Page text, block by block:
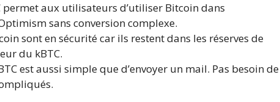
permet aux utilisateurs d’utiliser Bitcoin dans
sans conversion complexe.
sont en sécurité car ils restent dans les réserves de
du kBTC.
est aussi simple que d’envoyer un mail. Pas besoin de